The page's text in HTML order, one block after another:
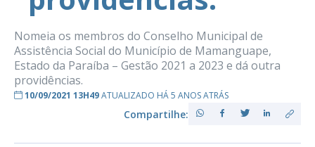
Nomeia os membros do Conselho Municipal de
Assistência Social do Município de Mamanguape,
Estado da Paraíba – Gestão 2021 a 2023 e dá outra
providências.
10/09/2021 13H49ATUALIZADO HÁ 5 ANOS ATRÁS
Compartilhe: